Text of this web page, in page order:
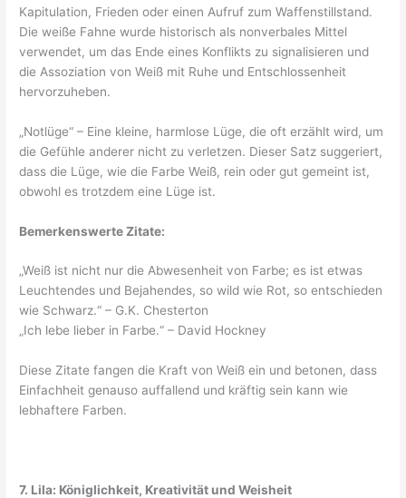
Kapitulation, Frieden oder einen Aufruf zum Waffenstillstand.
Die weiße Fahne wurde historisch als nonverbales Mittel
verwendet, um das Ende eines Konflikts zu signalisieren und
die Assoziation von Weiß mit Ruhe und Entschlossenheit
hervorzuheben.
„Notlüge“ – Eine kleine, harmlose Lüge, die oft erzählt wird, um
die Gefühle anderer nicht zu verletzen. Dieser Satz suggeriert,
dass die Lüge, wie die Farbe Weiß, rein oder gut gemeint ist,
obwohl es trotzdem eine Lüge ist.
Bemerkenswerte Zitate:
„Weiß ist nicht nur die Abwesenheit von Farbe; es ist etwas
Leuchtendes und Bejahendes, so wild wie Rot, so entschieden
wie Schwarz.“ – G.K. Chesterton
„Ich lebe lieber in Farbe.“ – David Hockney
Diese Zitate fangen die Kraft von Weiß ein und betonen, dass
Einfachheit genauso auffallend und kräftig sein kann wie
lebhaftere Farben.
7. Lila: Königlichkeit, Kreativität und Weisheit